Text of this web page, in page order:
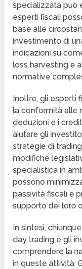
specializzata può
esperti fiscali
base alle
investimento di
indicazioni su
loss harvesting e
normative
Inoltre, gli esperti
la conformità alle
deduzioni e i
aiutare gli
strategie di
modifiche
specialistica in
possono
passività fiscali e
supporto dei loro
In sintesi,
day trading e gli
comprendere la
in queste attività.